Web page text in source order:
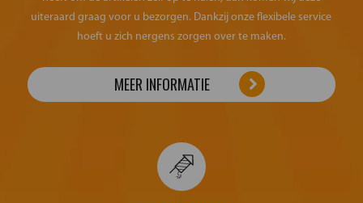
uiteraard graag voor u bezorgen. Dankzij onze flexibele service
hoeft u zich nergens zorgen over te maken.
MEER INFORMATIE